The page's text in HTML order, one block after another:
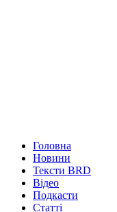
Головна
Новини
Тексти BRD
Відео
Подкасти
Статті